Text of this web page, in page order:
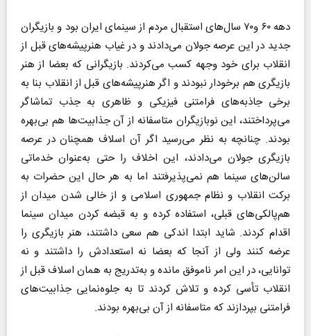
دهه ۶۰ و۷۰ سال‌های استقبال مردم از سینمای ایران بود و بازیگران
جدید در این عرصه جولان می‌دادند و در غیاب هنرپیشه‌های قبل از
انقلاب برای خود وجهه کسب می‌کردند. بازیگرانی که بعضا از هنر
بازیگری هم برخودار نبودند و اگر هنرپیشه‌های قبل از انقلاب بنا به
برخی جاذبه‌های فرامتنی فیزیکی و ظاهری به جذب تماشاگر
می‌پرداختند، این نوبازیگران متاسفانه از آن جذابیت‌ها هم بی‌بهره
بودند. چنانچه به نظر می‌رسید اگر آن اسلاف همچنان در عرصه
بازیگری جولان می‌دادند، این اخلاف را حتی به‌عنوان خدماتی
سالن‌های سینما هم نمی‌پذیرفتند اما به هر حال این حضرات به
برکت انقلاب و نظام جمهوری اسلامی و از خالی شدن میدان از
هم‌پالکی‌های قبلی، استفاده کرده و به قبضه کردن میدان سینما
اقدام کردند. شاید ابتدا اندکی هم سعی داشتند، هنر بازیگری را
عرضه کنند ولی از آنجا که بعضا نه استعدادش را داشتند و نه
توانایی، در این امر ناموفق مانده و به‌تدریج به همان اسلاف قبل از
انقلاب تأسی کرده و تلاش کردند تا به جلوه‌نمایی جذابیت‌های
فرامتنی بپردازند که متاسفانه از آن بی‌بهره بودند.